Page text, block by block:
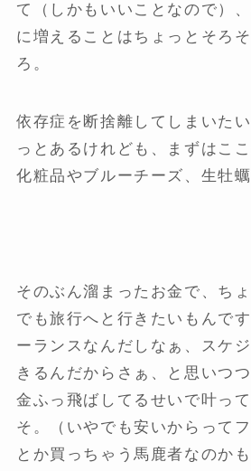
て（しかもいいことなので）
に増えることはちょっとそろ
ろ。
依存症を断捨離してしまいた
っとあるけれども、まずはこ
化粧品やブルーチーズ、生牡蠣
そのぶん溜まったお金で、ち
でも旅行へと行きたいもんで
ーランスなんだしなぁ、スケ
きるんだからさぁ、と思いつ
金ふっ飛ばしてるせいで叶っ
そ。（いやでも安いからって
とか買っちゃう馬鹿者なのか